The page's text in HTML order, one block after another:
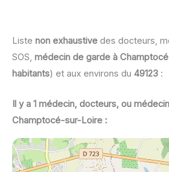
Liste non exhaustive des docteurs,
SOS, médecin de garde à
habitants) et aux environs du 49123 :
Il y a 1 médecin, docteurs, ou
Champtocé-sur-Loire :